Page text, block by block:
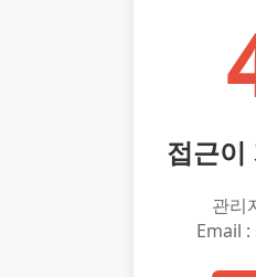
접근이
관리
Email